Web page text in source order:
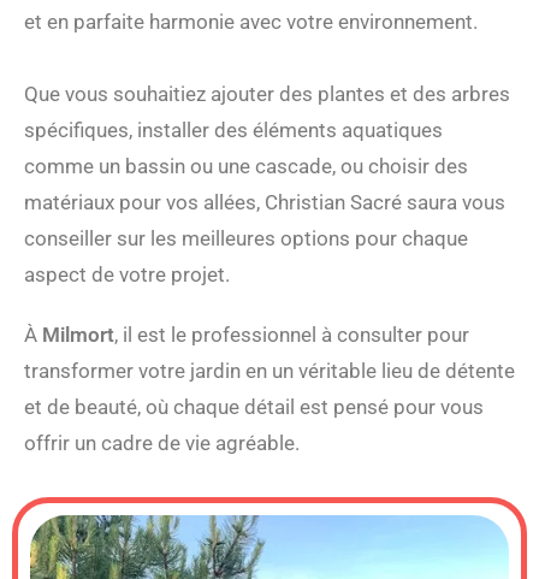
et en parfaite harmonie avec votre environnement.
Que vous souhaitiez ajouter des plantes et des arbres
spécifiques, installer des éléments aquatiques
comme un bassin ou une cascade, ou choisir des
matériaux pour vos allées, Christian Sacré saura vous
conseiller sur les meilleures options pour chaque
aspect de votre projet.
À Milmort, il est le professionnel à consulter pour
transformer votre jardin en un véritable lieu de détente
et de beauté, où chaque détail est pensé pour vous
offrir un cadre de vie agréable.